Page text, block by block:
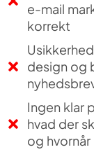
e-mail
korrekt
design og
Ingen klar
hvad der
og hvornår